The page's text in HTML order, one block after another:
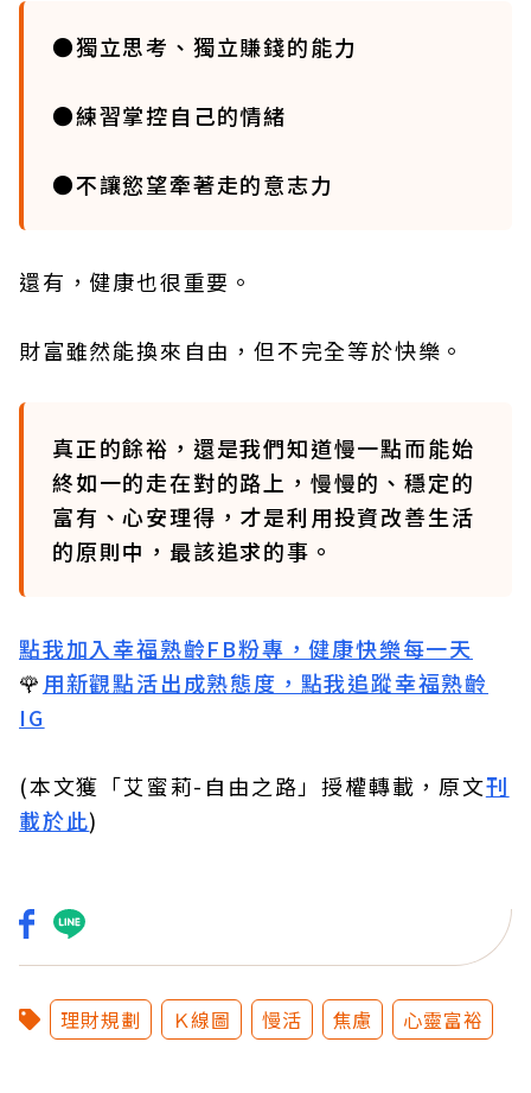
●獨立思考、獨立賺錢的能力
●練習掌控自己的情緒
●不讓慾望牽著走的意志力
還有，健康也很重要。
財富雖然能換來自由，但不完全等於快樂。
真正的餘裕，還是我們知道慢一點而能始
終如一的走在對的路上，慢慢的、穩定的
富有、心安理得，才是利用投資改善生活
的原則中，最該追求的事。
點我加入幸福熟齡FB粉專，健康快樂每一天
🌹 用新觀點活出成熟態度，點我追蹤幸福熟齡
IG
(本文獲「艾蜜莉-自由之路」授權轉載，原文刊
載於此)
理財規劃 Ｋ線圖 慢活 焦慮 心靈富裕